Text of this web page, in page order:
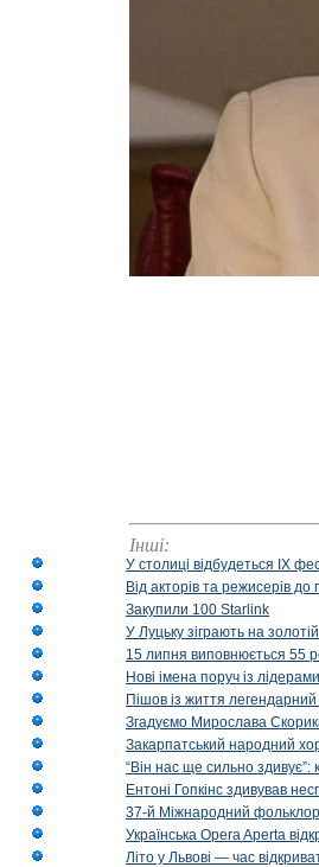
Інші:
У столиці відбудеться IX
Від акторів та режисерів
Закупили 100 Starlink
У Луцьку зіграють на
15 липня виповнюється 55
Нові імена поруч із
Пішов із життя
Згадуємо Мирослава
Закарпатський народний
“Він нас ще сильно здивує”:
Ентоні Гопкінс здивував
37-й Міжнародний
Українська Opera Aperta
Літо у Львові — час